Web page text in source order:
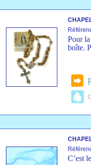
Pour
boîte.
C’est